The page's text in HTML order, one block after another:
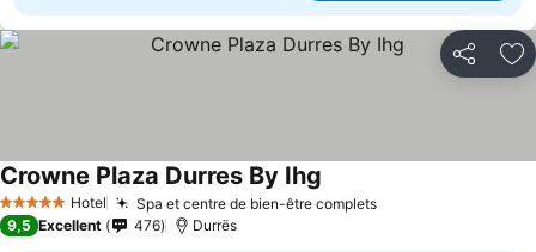
Partager
5 Étoiles Hotel Spa et centre de bien-être complets
Crowne Plaza Durres By Ihg
9,5 Excellent 476 Durrës